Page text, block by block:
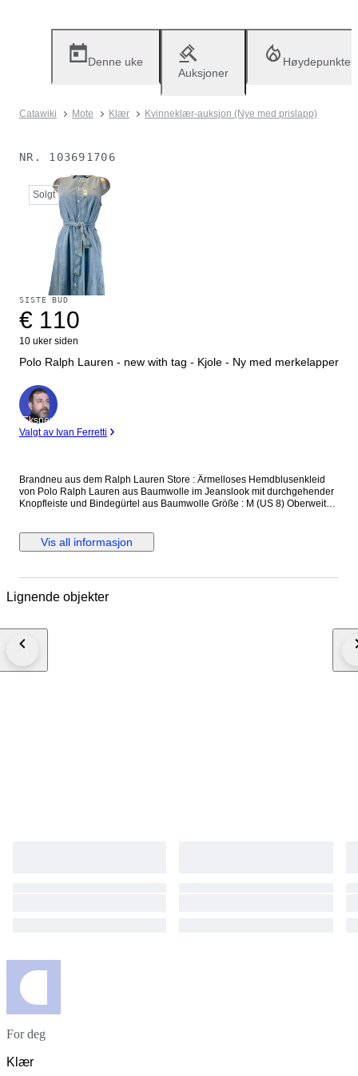
Denne uke
Auksjoner
Høydepunkter
Catawiki Mote Klær Kvinneklær-auksjon (Nye med prislapp)
NR. 103691706
Solgt
SISTE BUD
€ 110
10 uker siden
Polo Ralph Lauren - new with tag - Kjole - Ny med merkelapper
Ekspert
Valgt av Ivan Ferretti
Brandneu aus dem Ralph Lauren Store : Ärmelloses Hemdblusenkleid
von Polo Ralph Lauren aus Baumwolle im Jeanslook mit durchgehender
Knopfleiste und Bindegürtel aus Baumwolle Größe : M (US 8) Oberweite :
österreichischen Post
Vis all informasjon
Lignende objekter
For deg
Klær